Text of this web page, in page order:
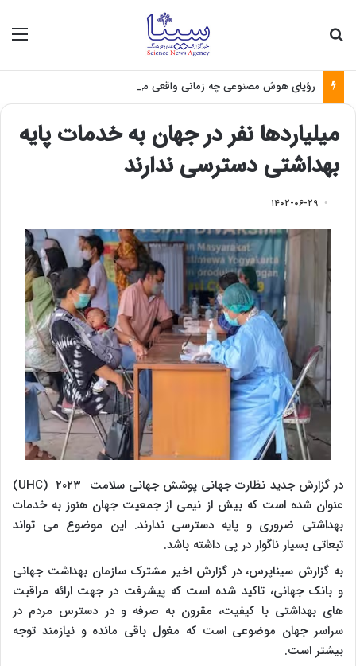
رؤیای هوش مصنوعی چه زمانی واقعی می‌شود؟
میلیاردها نفر در جهان به خدمات پایه
بهداشتی دسترسی ندارند
۱۴۰۲-۰۶-۲۹
در گزارش جدید نظارت جهانی پوشش جهانی سلامت ۲۰۲۳ (UHC)
عنوان شده است که بیش از نیمی از جمعیت جهان هنوز به خدمات
بهداشتی ضروری و پایه دسترسی ندارند. این موضوع می تواند
تبعاتی بسیار ناگوار در پی داشته باشد.
به گزارش سیناپرس، در گزارش اخیر مشترک سازمان بهداشت جهانی
و بانک جهانی، تاکید شده است که پیشرفت در جهت ارائه مراقبت
‌های بهداشتی با کیفیت، مقرون به صرفه و در دسترس مردم در
سراسر جهان موضوعی است که مغول باقی مانده و نیازمند توجه
بیشتر است.